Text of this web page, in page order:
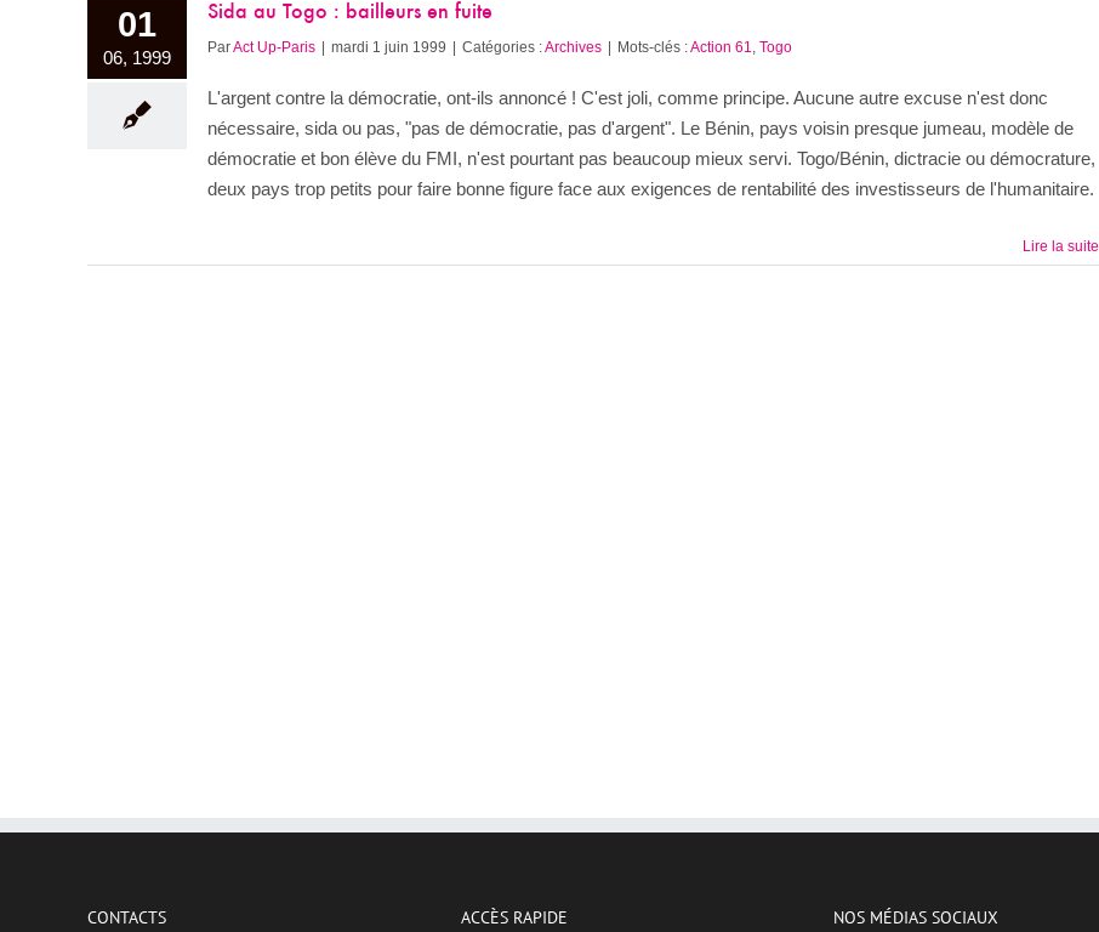
01
06, 1999
Sida au Togo : bailleurs en fuite
ParAct Up-Paris | mardi 1 juin 1999 | Catégories :Archives | Mots-clés :Action 61 Togo
L'argent contre la démocratie, ont-ils annoncé ! C'est joli, comme principe. Aucune autre excuse n'est donc
nécessaire, sida ou pas, "pas de démocratie, pas d'argent". Le Bénin, pays voisin presque jumeau, modèle de
démocratie et bon élève du FMI, n'est pourtant pas beaucoup mieux servi. Togo/Bénin, dictracie ou démocrature,
deux pays trop petits pour faire bonne figure face aux exigences de rentabilité des investisseurs de l'humanitaire.
Lire la suite
CONTACTS ACCÈS RAPIDE NOS MÉDIAS SOCIAUX